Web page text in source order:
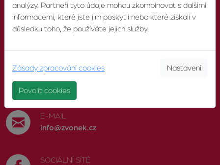
TELEFON
603 246 680
E-MAIL
info@zvonek.cz
SOCIÁLNÍ SÍTĚ
analýzy. Partneři tyto údaje mohou zkombinovat s dalšími
informacemi, které jste jim poskytli nebo které získali v
důsledku toho, že používáte jejich služby.
Zásady zpracování cookies Nastavení
Povolit cookies